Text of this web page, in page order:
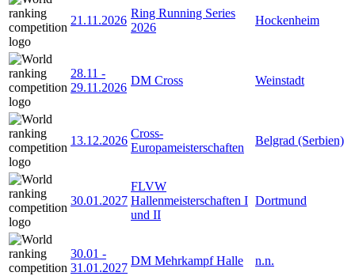
21.11.2026
Ring Running Series
2026
Hockenheim
28.11 -
29.11.2026
DM Cross Weinstadt
13.12.2026
Cross-
Europameisterschaften
Belgrad (Serbien)
30.01.2027
FLVW
Hallenmeisterschaften I
und II
Dortmund
30.01 -
31.01.2027
DM Mehrkampf Halle n.n.